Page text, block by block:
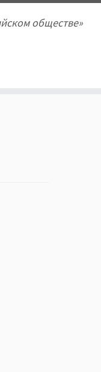
обществе»